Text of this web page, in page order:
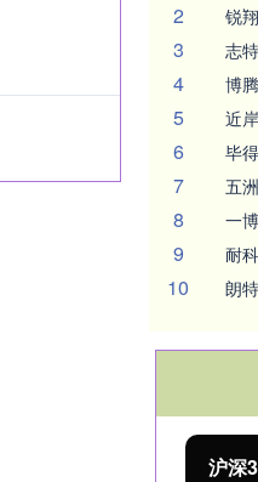
2 锐
3 志
4 博
5 近
6 毕
7 五
8 一
9 耐
10 朗
北证